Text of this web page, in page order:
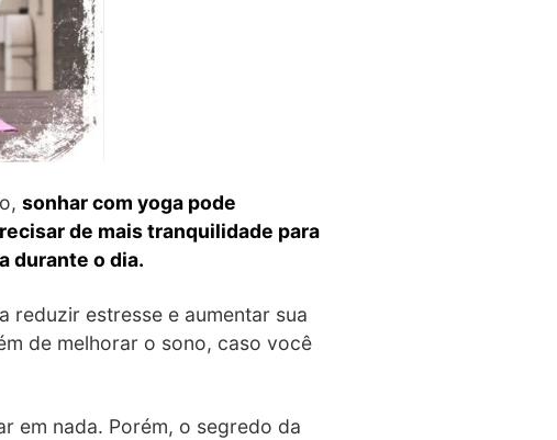
sonhar com yoga pode
de mais tranquilidade para
durante o dia.
reduzir estresse e aumentar sua
de melhorar o sono, caso você
em nada. Porém, o segredo da